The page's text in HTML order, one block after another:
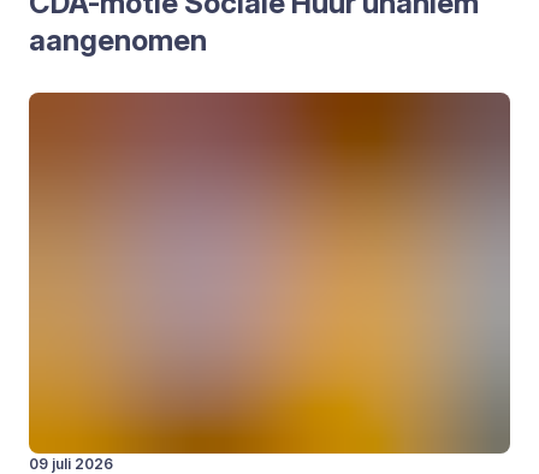
aan­ge­no­men
09 juli 2026